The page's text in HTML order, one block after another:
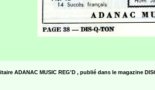
ADANAC MUSIC REG'D , publié dans le magazine